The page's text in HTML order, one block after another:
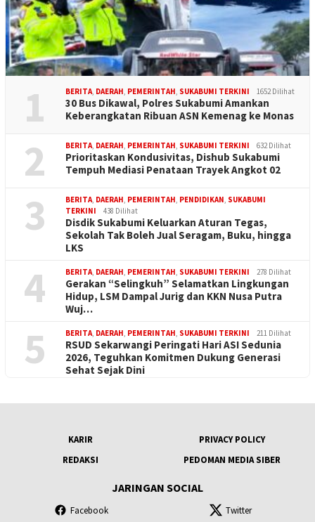
1 BERITA, DAERAH, PEMERINTAH, SUKABUMI TERKINI 1652 Dilihat
30 Bus Dikawal, Polres Sukabumi Amankan
Keberangkatan Ribuan ASN Kemenag ke Monas
2 BERITA, DAERAH, PEMERINTAH, SUKABUMI TERKINI 632 Dilihat
Prioritaskan Kondusivitas, Dishub Sukabumi
Tempuh Mediasi Penataan Trayek Angkot 02
3 BERITA, DAERAH, PEMERINTAH, PENDIDIKAN, SUKABUMI
TERKINI
438 Dilihat
Disdik Sukabumi Keluarkan Aturan Tegas,
Sekolah Tak Boleh Jual Seragam, Buku, hingga
LKS
4 BERITA, DAERAH, PEMERINTAH, SUKABUMI TERKINI 278 Dilihat
Gerakan “Selingkuh” Selamatkan Lingkungan
Hidup, LSM Dampal Jurig dan KKN Nusa Putra
Wuj…
5 BERITA, DAERAH, PEMERINTAH, SUKABUMI TERKINI 211 Dilihat
RSUD Sekarwangi Peringati Hari ASI Sedunia
2026, Teguhkan Komitmen Dukung Generasi
Sehat Sejak Dini
KARIR
PRIVACY POLICY
REDAKSI
PEDOMAN MEDIA SIBER
JARINGAN SOCIAL
Facebook Twitter